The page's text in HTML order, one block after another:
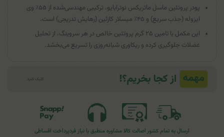
پودر پروتئین ماسل ماتریکس نوترابایو، ترکیبی مهندسی‌شده از ۵۵٪ وی
ایزوله (جذب سریع) و ۴۵٪ میسلار کازئین (رهایش تدریجی) است.
این مکمل با تامین ۲۵ گرم پروتئین خالص در هر سروینگ، از تحلیل
عضلات جلوگیری کرده و ریکاوری شبانه‌روزی را تسریع می‌بخشد.
ارسال به تمام کشوراصالت کالا مشاوره منطبق با نیاز فردپرداخت اقساطی